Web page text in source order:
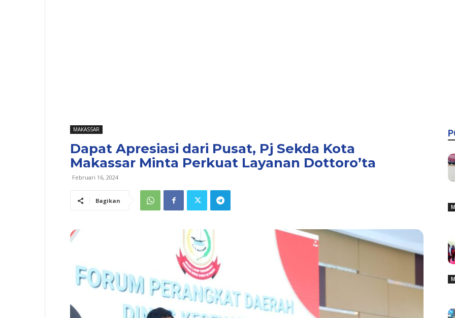
MAKASSAR
Dapat Apresiasi dari Pusat, Pj Sekda Kota
Makassar Minta Perkuat Layanan Dottoro’ta
Februari 16, 2024
Bagikan